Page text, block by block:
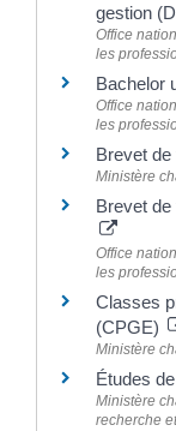
gestion
Office
les
Bachelor
Office
les
Brevet
Ministère
Brevet
Office
les
Classes
(CPGE)
Ministère
Études
Ministère
recherche